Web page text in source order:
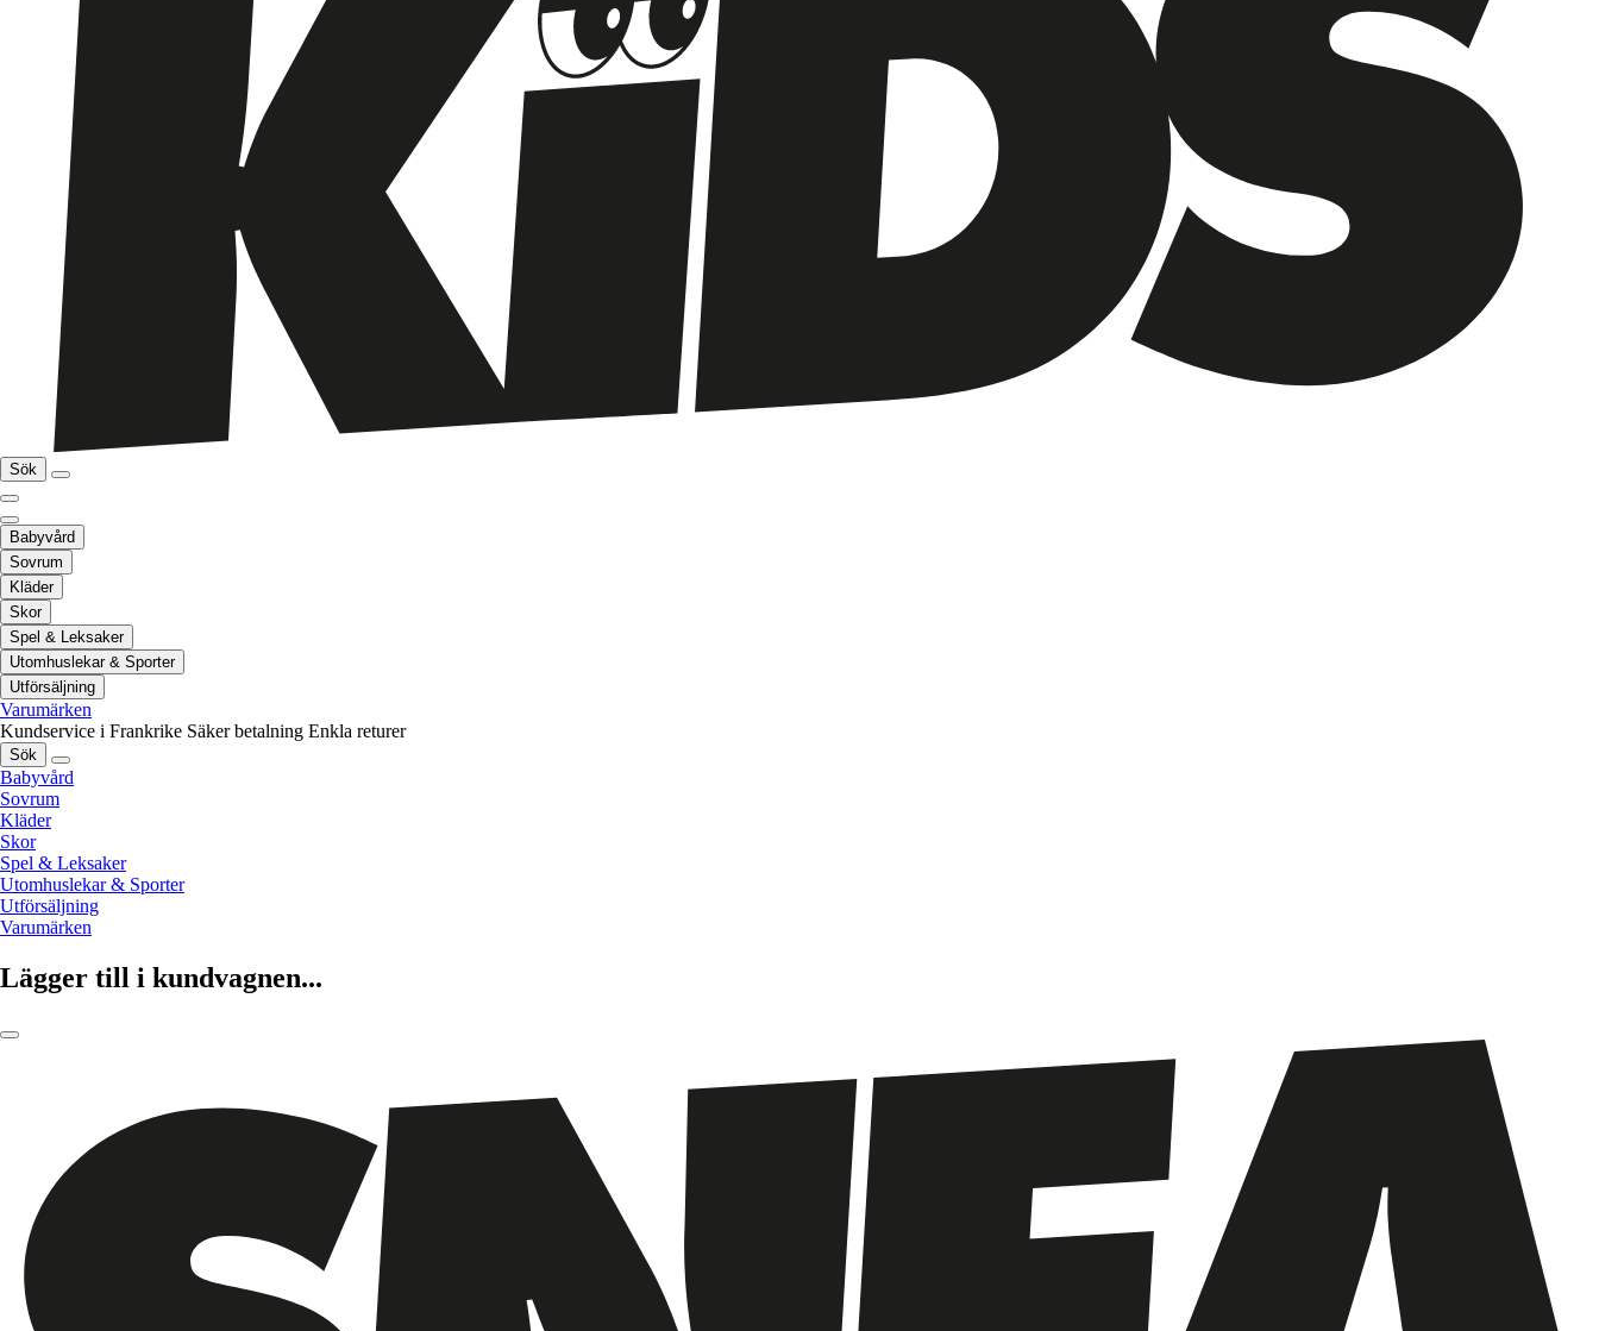
Sök
Babyvård
Sovrum
Kläder
Skor
Spel & Leksaker
Utomhuslekar & Sporter
Utförsäljning
Varumärken
Kundservice i Frankrike Säker betalning Enkla returer
Sök
Babyvård
Sovrum
Kläder
Skor
Spel & Leksaker
Utomhuslekar & Sporter
Utförsäljning
Varumärken
Lägger till i kundvagnen...